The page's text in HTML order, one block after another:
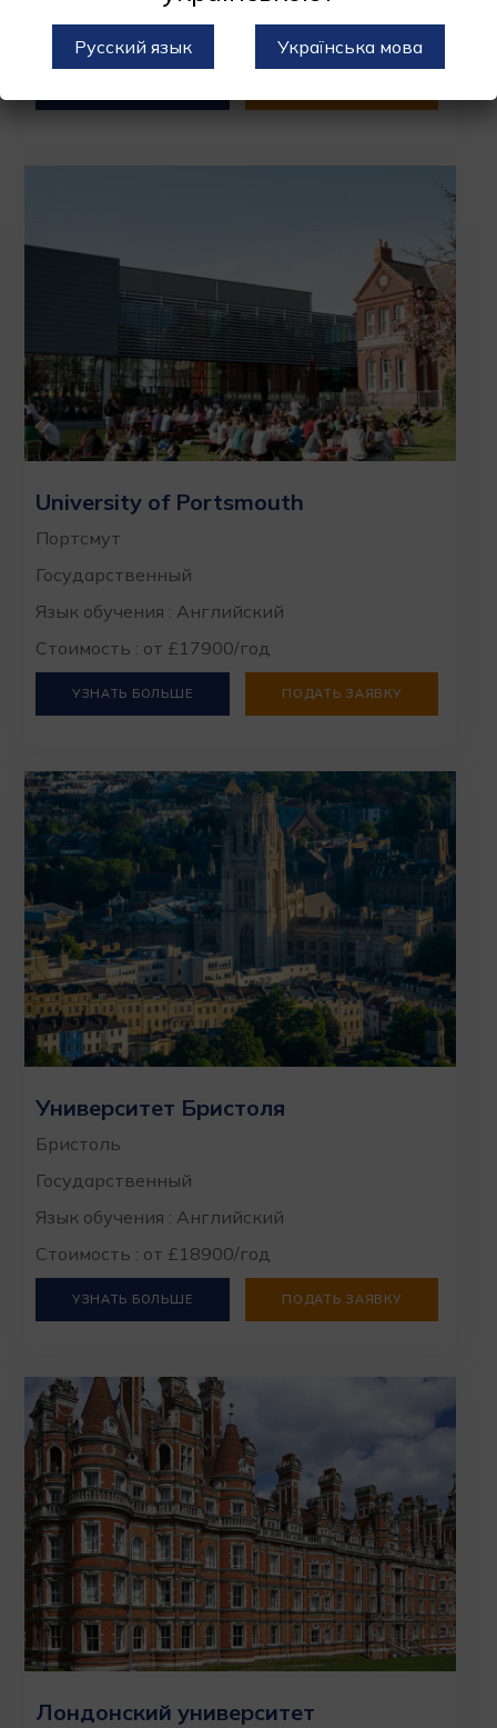
Язык обучения : Английский
Стоимость : от £15750/год
University of Portsmouth
Портсмут
Государственный
Язык обучения : Английский
Стоимость : от £17900/год
УЗНАТЬ БОЛЬШЕ ПОДАТЬ ЗАЯВКУ
Университет Бристоля
Бристоль
Государственный
Язык обучения : Английский
Стоимость : от £18900/год
УЗНАТЬ БОЛЬШЕ ПОДАТЬ ЗАЯВКУ
Лондонский университет
Русский язык Українська мова